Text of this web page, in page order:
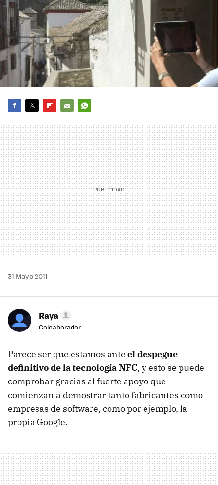
MAIL
31 Mayo 2011
Raya
Coloaborador
Parece ser que estamos ante el despegue
definitivo de la tecnología NFC, y esto se puede
comprobar gracias al fuerte apoyo que
comienzan a demostrar tanto fabricantes como
empresas de software, como por ejemplo, la
propia Google.